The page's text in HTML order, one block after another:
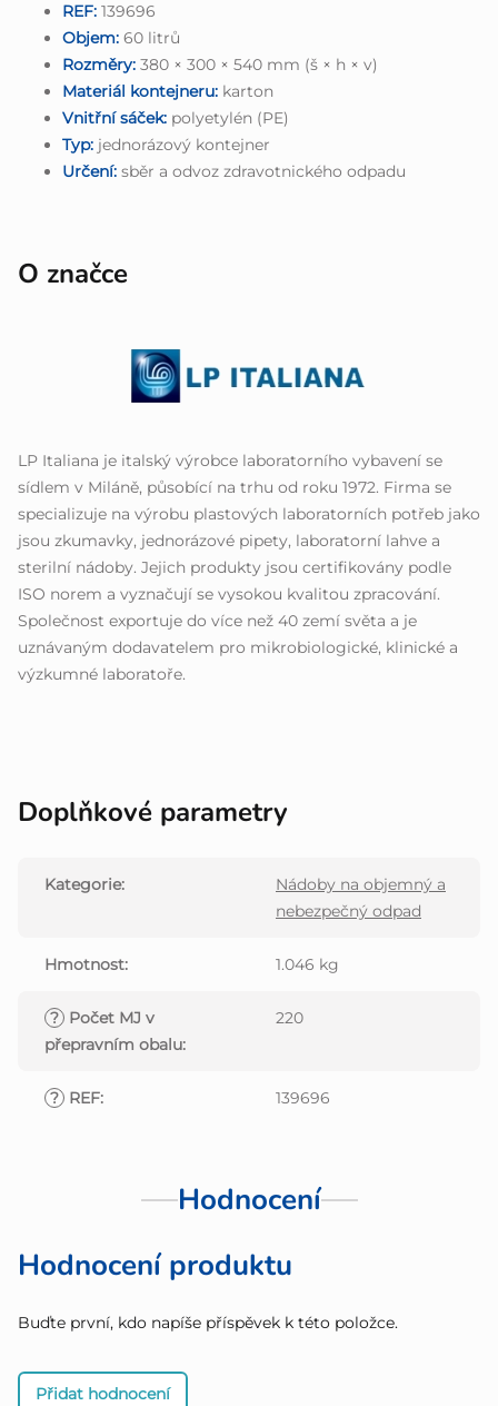
REF: 139696
Objem: 60 litrů
Rozměry: 380 × 300 × 540 mm (š × h × v)
Materiál kontejneru: karton
Vnitřní sáček: polyetylén (PE)
Typ: jednorázový kontejner
Určení: sběr a odvoz zdravotnického odpadu
O značce
LP Italiana je italský výrobce laboratorního vybavení se
sídlem v Miláně, působící na trhu od roku 1972. Firma se
specializuje na výrobu plastových laboratorních potřeb jako
jsou zkumavky, jednorázové pipety, laboratorní lahve a
sterilní nádoby. Jejich produkty jsou certifikovány podle
ISO norem a vyznačují se vysokou kvalitou zpracování.
Společnost exportuje do více než 40 zemí světa a je
uznávaným dodavatelem pro mikrobiologické, klinické a
výzkumné laboratoře.
Doplňkové parametry
Kategorie:
Nádoby na objemný a
nebezpečný odpad
Hmotnost: 1.046 kg
? Počet MJ v
přepravním obalu:
220
? REF: 139696
Hodnocení
Hodnocení produktu
Buďte první, kdo napíše příspěvek k této položce.
Přidat hodnocení